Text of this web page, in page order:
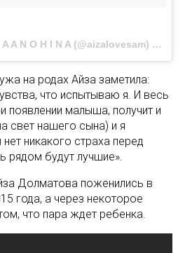
Фото опубликовано A I Z A A N O H I N A (@aizalovesam)
Окт
на родах Айза заметила:
что испытываю я. И весь
появлении малыша, получит и
свет нашего сына) и я
никакого страха перед
рядом будут лучшие».
Долматова поженились в
года, а через некоторое
что пара ждет ребенка.